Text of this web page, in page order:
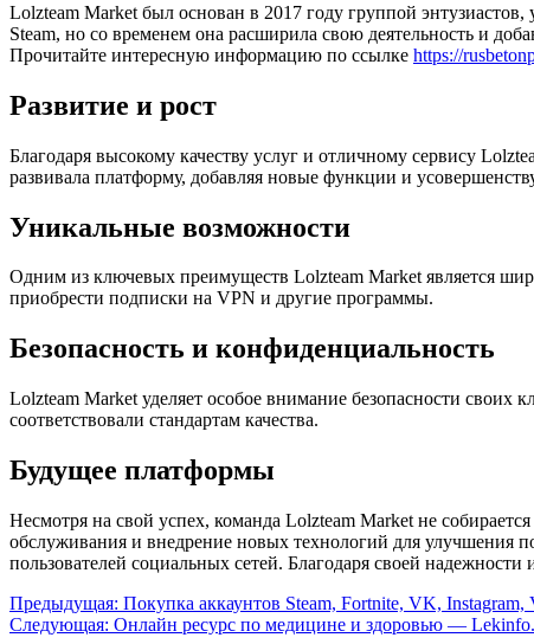
Lolzteam Market был основан в 2017 году группой
Steam, но со временем она расширила свою деятельность и
Прочитайте интересную информацию по ссылке https://
Развитие и рост
Благодаря высокому качеству услуг и отличному сервису
развивала платформу, добавляя новые функции и
Уникальные возможности
Одним из ключевых преимуществ Lolzteam Market является
приобрести подписки на VPN и другие программы.
Безопасность и конфиденциальность
Lolzteam Market уделяет особое внимание безопасности
соответствовали стандартам качества.
Будущее платформы
Несмотря на свой успех, команда Lolzteam Market не
обслуживания и внедрение новых технологий для улучшения
пользователей социальных сетей. Благодаря своей
Навигация
Предыдущая: Покупка аккаунтов Steam, Fortnite, VK,
Следующая: Онлайн ресурс по медицине и здоровью —